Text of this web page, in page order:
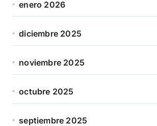
enero 2026
diciembre 2025
noviembre 2025
octubre 2025
septiembre 2025